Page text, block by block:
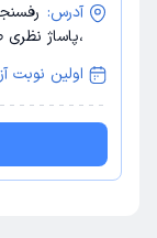
آدرس:
،پاساژ
اولین نوبت